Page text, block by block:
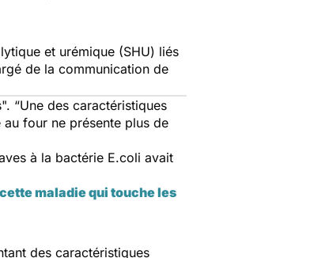
et urémique (SHU) liés
de la communication de
". “Une des caractéristiques
four ne présente plus de
à la bactérie E.coli avait
maladie qui touche les
des caractéristiques